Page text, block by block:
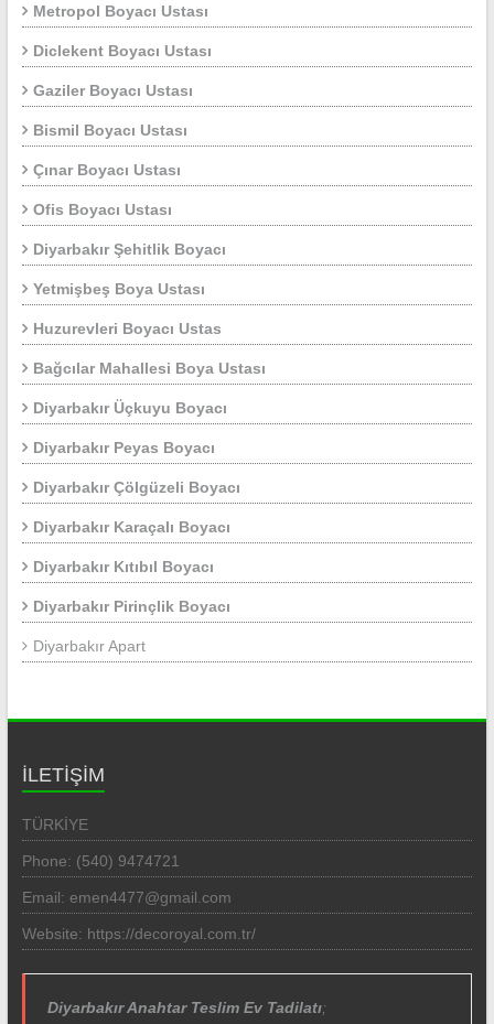
Metropol Boyacı Ustası
Diclekent Boyacı Ustası
Gaziler Boyacı Ustası
Bismil Boyacı Ustası
Çınar Boyacı Ustası
Ofis Boyacı Ustası
Diyarbakır Şehitlik Boyacı
Yetmişbeş Boya Ustası
Huzurevleri Boyacı Ustas
Bağcılar Mahallesi Boya Ustası
Diyarbakır Üçkuyu Boyacı
Diyarbakır Peyas Boyacı
Diyarbakır Çölgüzeli Boyacı
Diyarbakır Karaçalı Boyacı
Diyarbakır Kıtıbıl Boyacı
Diyarbakır Pirinçlik Boyacı
Diyarbakır Apart
İLETİŞİM
TÜRKİYE
Phone: (540) 9474721
Email: emen4477@gmail.com
Website: https://decoroyal.com.tr/
Diyarbakır Anahtar Teslim Ev Tadilatı;